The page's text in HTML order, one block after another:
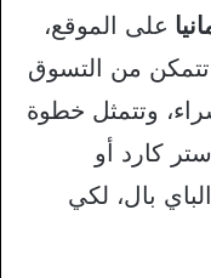
على الموقع،
من التسوق
وتتمثل خطوة
كارد أو
بال، لكي